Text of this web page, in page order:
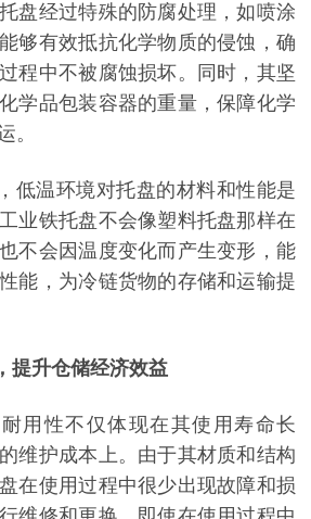
盘经过特殊的防腐处理，如喷涂
够有效抵抗化学物质的侵蚀，确
程中不被腐蚀损坏。同时，其坚
学品包装容器的重量，保障化学
。
低温环境对托盘的材料和性能是
业铁托盘不会像塑料托盘那样在
不会因温度变化而产生变形，能
能，为冷链货物的存储和运输提
提升仓储经济效益
用性不仅体现在其使用寿命长
维护成本上。由于其材质和结构
在使用过程中很少出现故障和损